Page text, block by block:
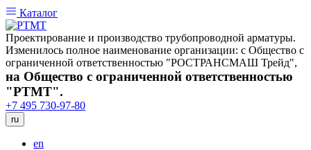
Каталог
Проектирование и производство трубопроводной арматуры.
Изменилось полное наименование организации: с Общество с
ограниченной ответственностью "РОСТРАНСМАШ Трейд",
на Общество с ограниченной ответственностью
"РТМТ".
+7 495 730-97-80
ru
en